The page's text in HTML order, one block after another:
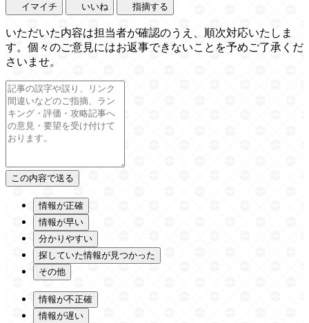
イマイチ いいね 指摘する
いただいた内容は担当者が確認のうえ、順次対応いたしま
す。個々のご意見にはお返事できないことを予めご了承くだ
さいませ。
情報が正確
情報が早い
分かりやすい
探していた情報が見つかった
その他
情報が不正確
情報が遅い